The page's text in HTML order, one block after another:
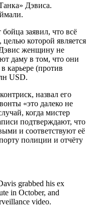
Дэвиса.
заявил, что всё
которой является
женщину не
даму в том, что они
карьере (против
USD.
назвал его
«это далеко не
когда мистер
подтверждают, что
и соответствуют её
полиции и отчёту
grabbed his ex
in October, and
video.